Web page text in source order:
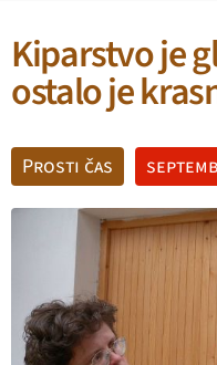
Kiparstvo je
ostalo je
Prosti čas